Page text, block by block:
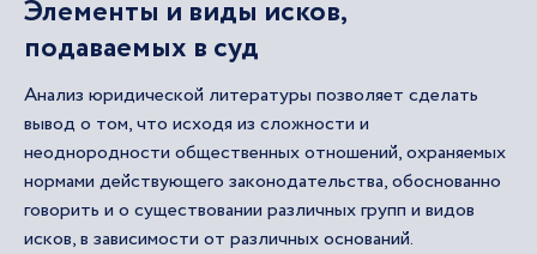
Элементы и виды исков,
подаваемых в суд
Анализ юридической литературы позволяет сделать
вывод о том, что исходя из сложности и
неоднородности общественных отношений, охраняемых
нормами действующего законодательства, обоснованно
говорить и о существовании различных групп и видов
исков, в зависимости от различных оснований.